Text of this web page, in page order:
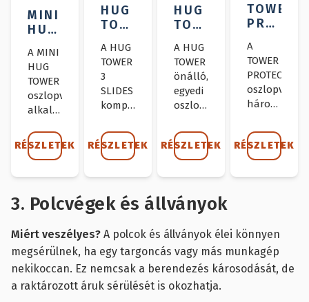
MINI
HUG
OSZLOPVÉDŐ
A MINI
HUG
TOWER
oszlopvédő,
alkalmas
vagy
acél
gerendák
védelmére
a
mozgó
teherautók
és
targoncák
RÉSZLETEK
HUG
TOWER
SLIDES
OSZLOPVÉDŐ
A HUG
TOWER
3
SLIDES
kompakt
rugalmas,
az
oszlophoz
van
és nem
a
járműfolyosókat
és a
munkaterületeket.
RÉSZLETEK
HUG
TOWER
OSZLOPVÉDŐ
A HUG
TOWER
önálló,
egyedi
oszlopvédő
olyan
területekre,
ahol
különböző
gépek
targoncák
közlekednek.
RÉSZLETEK
TOWER
A
TOWER
PROTECTION
oszlopvédő
háromszintű
ellátott
oszlopvédő,
ideális
nagy
RÉSZLETEK
3. Polcvégek és állványok
Miért veszélyes? A polcok és állványok élei könnyen
megsérülnek, ha egy targoncás vagy más munkagép
nekikoccan. Ez nemcsak a berendezés károsodását, de
a raktározott áruk sérülését is okozhatja.